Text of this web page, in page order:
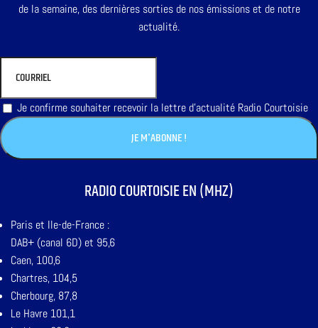
de la semaine, des dernières sorties de nos émissions et de notre
actualité.
Je confirme souhaiter recevoir la lettre d'actualité Radio Courtoisie
RADIO COURTOISIE EN (MHZ)
Paris et Ile-de-France :
DAB+ (canal 6D) et 95,6
Caen, 100,6
Chartres, 104,5
Cherbourg, 87,8
Le Havre 101,1